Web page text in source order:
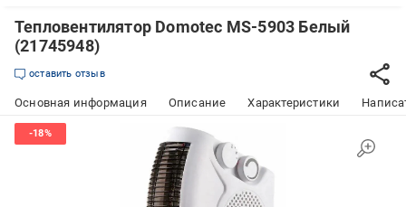
Тепловентилятор Domotec MS-5903 Белый
(21745948)
оставить отзыв
Основная информация Описание Характеристики